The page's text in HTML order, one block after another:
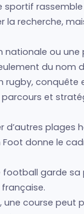
sportif
la recherche,
ou une
du nom
rugby, conquête
et
plages
donne le
garde sa
une course peut